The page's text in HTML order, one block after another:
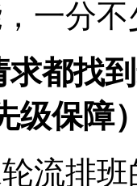
，一分
都找
级保障
流排